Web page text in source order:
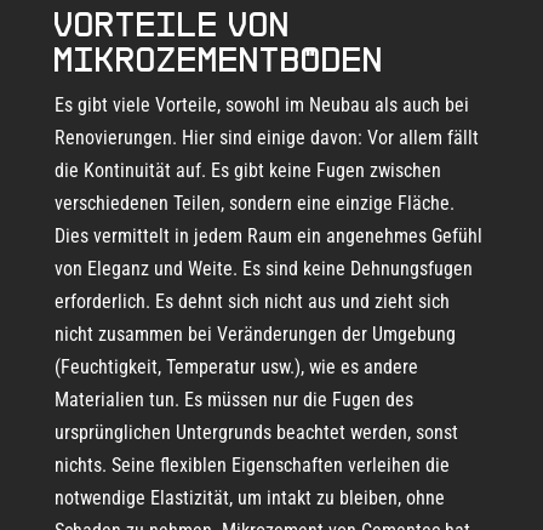
Vorteile von
Mikrozementböden
Es gibt viele Vorteile, sowohl im Neubau als auch bei
Renovierungen. Hier sind einige davon: Vor allem fällt
die Kontinuität auf. Es gibt keine Fugen zwischen
verschiedenen Teilen, sondern eine einzige Fläche.
Dies vermittelt in jedem Raum ein angenehmes Gefühl
von Eleganz und Weite. Es sind keine Dehnungsfugen
erforderlich. Es dehnt sich nicht aus und zieht sich
nicht zusammen bei Veränderungen der Umgebung
(Feuchtigkeit, Temperatur usw.), wie es andere
Materialien tun. Es müssen nur die Fugen des
ursprünglichen Untergrunds beachtet werden, sonst
nichts. Seine flexiblen Eigenschaften verleihen die
notwendige Elastizität, um intakt zu bleiben, ohne